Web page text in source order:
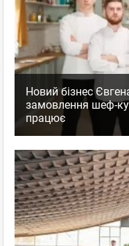
Новий бізнес
замовлення шеф-
працює